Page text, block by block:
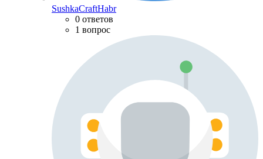
SushkaCraftHabr
0 ответов
1 вопрос